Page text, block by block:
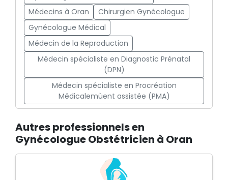
Médecins à Oran
Chirurgien Gynécologue
Gynécologue Médical
Médecin de la Reproduction
Médecin spécialiste en Diagnostic Prénatal
(DPN)
Médecin spécialiste en Procréation
Médicalemùent assistée (PMA)
Autres professionnels en
Gynécologue Obstétricien à Oran